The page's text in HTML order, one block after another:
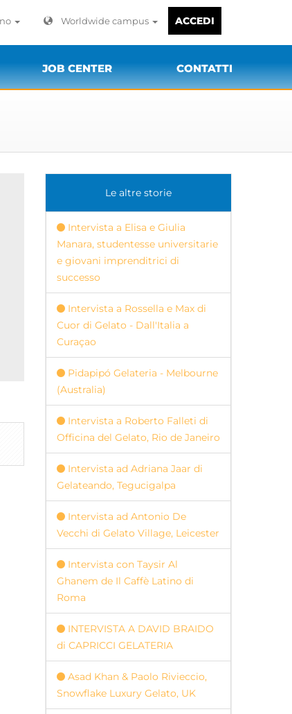
Worldwide campus ACCEDI
JOB CENTER CONTATTI
Le altre storie
Intervista a Elisa e Giulia
Manara, studentesse universitarie
e giovani imprenditrici di
successo
Intervista a Rossella e Max di
Cuor di Gelato - Dall'Italia a
Curaçao
Pidapipó Gelateria - Melbourne
(Australia)
Intervista a Roberto Falleti di
Officina del Gelato, Rio de Janeiro
Intervista ad Adriana Jaar di
Gelateando, Tegucigalpa
Intervista ad Antonio De
Vecchi di Gelato Village, Leicester
Intervista con Taysir Al
Ghanem de Il Caffè Latino di
Roma
INTERVISTA A DAVID BRAIDO
di CAPRICCI GELATERIA
Asad Khan & Paolo Rivieccio,
Snowflake Luxury Gelato, UK